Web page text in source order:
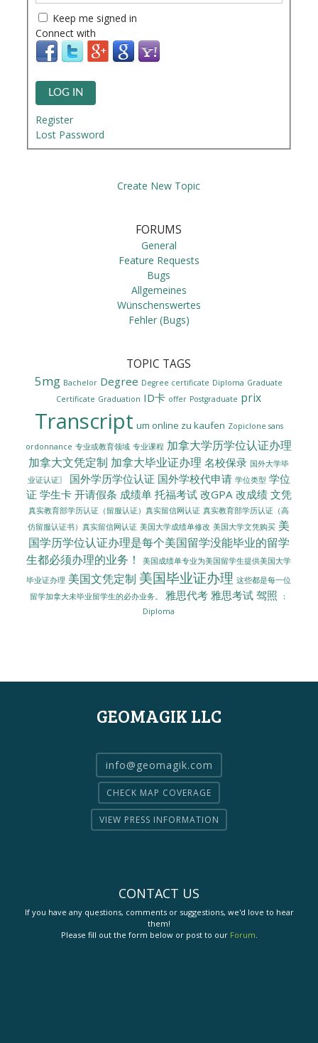
Keep me signed in
Connect with
LOG IN
Register
Lost Password
Create New Topic
FORUMS
General
Feature Requests
Bugs
Allgemeines
Wünschenswertes
Fehler (Bugs)
TOPIC TAGS
5mg Bachelor Degree Degree certificate Diploma Graduate
Certificate Graduation ID卡 offer Postgraduate prix
Transcript um online zu kaufen Zopiclone sans
ordonnance 专业或教育领域 专业课程 加拿大学历学位认证办理
加拿大文凭定制 加拿大毕业证办理 名校保录 国外大学毕
业证认证〗
国外学历学位认证 国外学校代申请 学位类型 学位
证 学生卡 开请假条 成绩单 托福考试 改GPA 改成绩 文凭
真实教育部学历认证（留服认证）真实留信网认证 真实教育部学历认证（高
仿留服认证书）真实留信网认证 美国大学成绩单修改 美国大学文凭购买 美
国学历学位认证办理是每个美国留学没能毕业的留学
生都必须办理的业务！
美国成绩单专业为美国留学生提供美国大学
毕业证办理 美国文凭定制 美国毕业证办理 这些都是每一位
留学加拿大未毕业留学生的必办业务。
雅思代考 雅思考试 驾照
：
Diploma
GEOMAGIK LLC
info@geomagik.com
CHECK MAP COVERAGE
VIEW PRESS INFORMATION
CONTACT US
If you have any questions, comments or suggestions, we'd love to hear
them!
Please fill out the form below or post to our Forum